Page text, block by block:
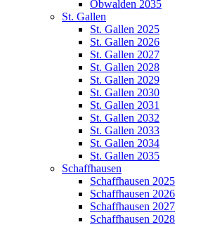
Obwalden 2035
St. Gallen
St. Gallen 2025
St. Gallen 2026
St. Gallen 2027
St. Gallen 2028
St. Gallen 2029
St. Gallen 2030
St. Gallen 2031
St. Gallen 2032
St. Gallen 2033
St. Gallen 2034
St. Gallen 2035
Schaffhausen
Schaffhausen 2025
Schaffhausen 2026
Schaffhausen 2027
Schaffhausen 2028